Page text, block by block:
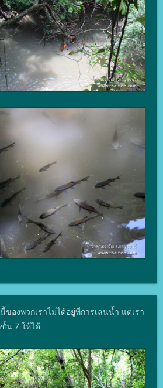
ของพวกเราไม่ได้อยู่ที่การเล่นน้ำ แต่เรา
น 7 ให้ได้